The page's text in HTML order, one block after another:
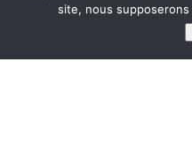
This site is
site, nous